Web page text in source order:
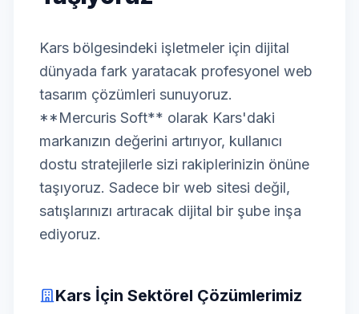
Kars bölgesindeki işletmeler için dijital
dünyada fark yaratacak profesyonel web
tasarım çözümleri sunuyoruz.
**Mercuris Soft** olarak Kars'daki
markanızın değerini artırıyor, kullanıcı
dostu stratejilerle sizi rakiplerinizin önüne
taşıyoruz. Sadece bir web sitesi değil,
satışlarınızı artıracak dijital bir şube inşa
ediyoruz.
Kars İçin Sektörel Çözümlerimiz